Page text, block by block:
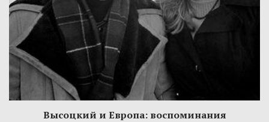
Высоцкий и Европа: воспоминания